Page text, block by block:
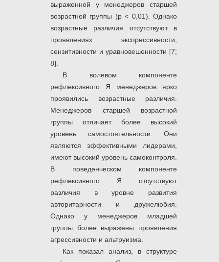
выраженной у менеджеров старшей
возрастной группы (р < 0,01). Однако
возрастные различия отсутствуют в
проявлениях экспрессивности,
сензитивности и уравновешенности [7;
8].
В волевом компоненте
рефлексивного Я менеджеров ярко
проявились возрастные различия.
Менеджеров старшей возрастной
группы отличает более высокий
уровень самостоятельности. Они
являются эффективными лидерами,
имеют высокий уровень самоконтроля.
В поведенческом компоненте
рефлексивного Я отсутствуют
различия в уровне развития
авторитарности и дружелюбия.
Однако у менеджеров младшей
группы более выражены проявления
агрессивности и альтруизма.
Как показал анализ, в структуре